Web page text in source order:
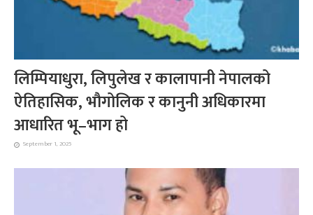
लिम्पियाधुरा, लिपुलेख र कालापानी नेपालको
ऐतिहासिक, भौगोलिक र कानुनी अधिकारमा
आधारित भू–भाग हो
September 1, 2025